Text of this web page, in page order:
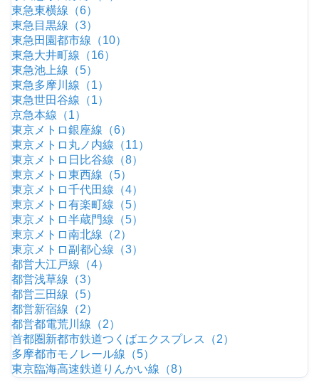
東急東横線（6）
東急目黒線（3）
東急田園都市線（10）
東急大井町線（16）
東急池上線（5）
東急多摩川線（1）
東急世田谷線（1）
京急本線（1）
東京メトロ銀座線（6）
東京メトロ丸ノ内線（11）
東京メトロ日比谷線（8）
東京メトロ東西線（5）
東京メトロ千代田線（4）
東京メトロ有楽町線（5）
東京メトロ半蔵門線（5）
東京メトロ南北線（2）
東京メトロ副都心線（3）
都営大江戸線（4）
都営浅草線（3）
都営三田線（5）
都営新宿線（2）
都営都電荒川線（2）
首都圏新都市鉄道つくばエクスプレス（2）
多摩都市モノレール線（5）
東京臨海高速鉄道りんかい線（8）